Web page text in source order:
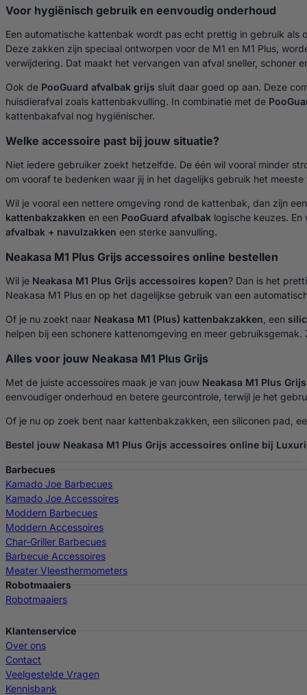
Voor hygiënisch gebruik en eenvoudig onderhoud
Een automatische kattenbak wordt pas echt prettig in gebruik
Deze zakken zijn speciaal ontworpen voor de M1 en M1 Plus,
verwijdering. Dat maakt het vervangen van afval sneller, schoner
Ook de PooGuard afvalbak grijs sluit daar goed op aan. Deze
huisdierafval zoals kattenbakvulling. In combinatie met de
kattenbakafval nog hygiënischer.
Welke accessoire past bij jouw situatie?
Niet iedere gebruiker zoekt hetzelfde. De één wil vooral minder
om vooraf te bedenken waar jij in het dagelijks gebruik het
Wil je vooral een nettere omgeving rond de kattenbak, dan zijn
kattenbakzakken en een PooGuard afvalbak logische keuzes.
afvalbak + navulzakken een sterke aanvulling.
Neakasa M1 Plus Grijs accessoires online bestellen
Wil je Neakasa M1 Plus Grijs accessoires kopen? Dan is het
Neakasa M1 Plus en op het dagelijkse gebruik van een
Of je nu zoekt naar Neakasa M1 (Plus) kattenbakzakken , een
helpen bij een schonere kattenomgeving en meer
Alles voor jouw Neakasa M1 Plus Grijs
Met de juiste accessoires maak je van jouw Neakasa M1 Plus Grijs
eenvoudiger onderhoud en betere geurcontrole, terwijl je het
Of je nu op zoek bent naar kattenbakzakken, een siliconen pad,
Bestel jouw Neakasa M1 Plus Grijs accessoires online bij
Barbecues
Kamado Joe Barbecues
Kamado Joe Accessoires
Moddern Barbecues
Moddern Accessoires
Char-Griller Barbecues
Barbecue Accessoires
Meater Vleesthermometers
Robotmaaiers
Robotmaaiers
Klantenservice
Over ons
Contact
Veelgestelde Vragen
Kennisbank